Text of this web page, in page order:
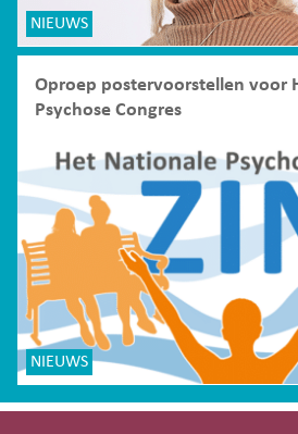
NIEUWS
Oproep postervoorstellen voor
Psychose Congres
NIEUWS
Site-